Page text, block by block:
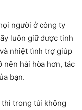
người ở công ty
luôn giữ được tinh
nhiệt tình trợ giúp
nên hài hòa hơn, tác
bạn.
thì trong túi không